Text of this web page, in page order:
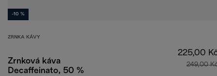
-10 %
ZRNKA KÁVY
Zrnková káva
Decaffeinato, 50 %
225,00
249,00